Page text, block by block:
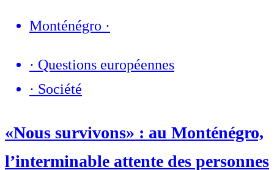
Monténégro ·
· Questions européennes
· Société
«Nous survivons» : au Monténégro,
l’interminable attente des personnes